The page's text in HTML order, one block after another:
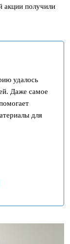
акции получили
удалось
Даже самое
для